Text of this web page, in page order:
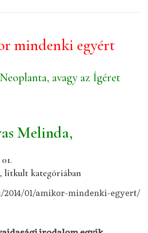
mindenki egyért
avagy az Ígéret
Melinda,
, litkult kategóriában
01/amikor-mindenki-egyert/